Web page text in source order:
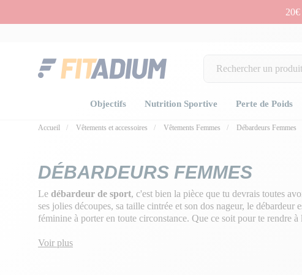
Objectifs Nutrition Sportive Perte de Poids
Accueil Vêtements et accessoires Vêtements Femmes Débardeurs Femmes
DÉBARDEURS FEMMES
Le débardeur de sport, c'est bien la pièce que tu devrais toutes
ses jolies découpes, sa taille cintrée et son dos nageur, le débardeur
féminine à porter en toute circonstance. Que ce soit pour te rendre
notre sélection pour un look unique et tendance.
Voir plus